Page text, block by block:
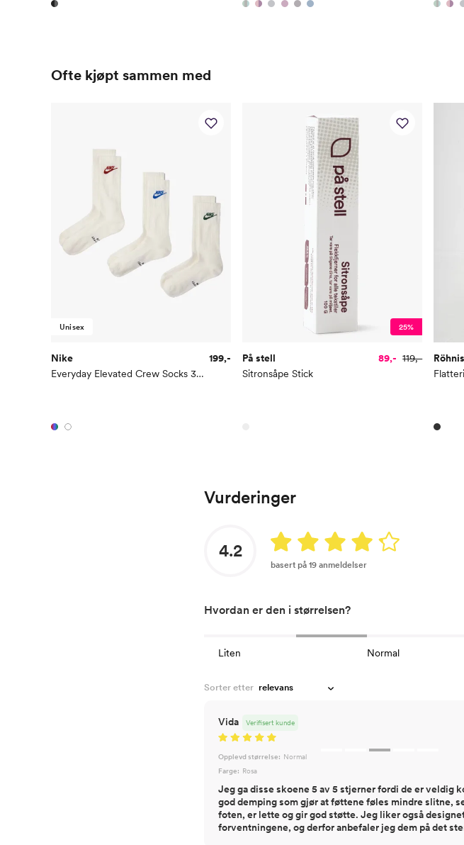
Ofte kjøpt sammen med
Unisex
Nike
Everyday Elevated Crew Socks 3-pack
199,-
25%
På stell
Sitronsåpe Stick
89,- 119,-
Vurderinger
4.2
basert på 19 anmeldelser
Hvordan er den i størrelsen?
Liten Normal
Sorter etter
Vida Verifisert kunde
Opplevd størrelse: Normal
Farge: Rosa
Jeg ga disse skoene 5 av 5 stjerner fordi de er veldig
god demping som gjør at føttene føles mindre slitne,
foten, er lette og gir god støtte. Jeg liker også
forventningene, og derfor anbefaler jeg dem på det